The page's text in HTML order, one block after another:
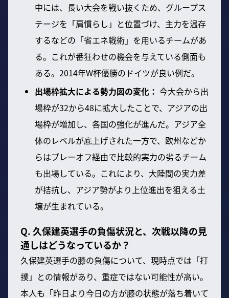
中には、長い大会を戦い抜くため、グループス
テージを「肩慣らし」と位置づけ、主力を温存
するなどの「省エネ戦術」を用いるチームがあ
る。これが番狂わせの機会を与えている側面も
ある。2014年W杯優勝のドイツが良い例だ。
出場枠拡大による勢力図の変化： 今大会から出
場枠が32から48に拡大したことで、アジアの出
場枠が増加し、各国の強化が進んだ。アジア全
体のレベルが底上げされた一方で、欧州などか
らはプレーオフ経由で比較的実力の劣るチーム
も出場している。これにより、大陸間の実力差
が拮抗し、アジア勢がより上位進出を狙える土
壌が生まれている。
Q. 久保建英選手の負傷状況と、次戦以降の見
通しはどうなっているか？
久保建英選手の膝の負傷について、現時点では「打
撲」との情報があり、重症ではない可能性が高い。
本人も「昨日より今日の方が膝の状態が落ち着いて